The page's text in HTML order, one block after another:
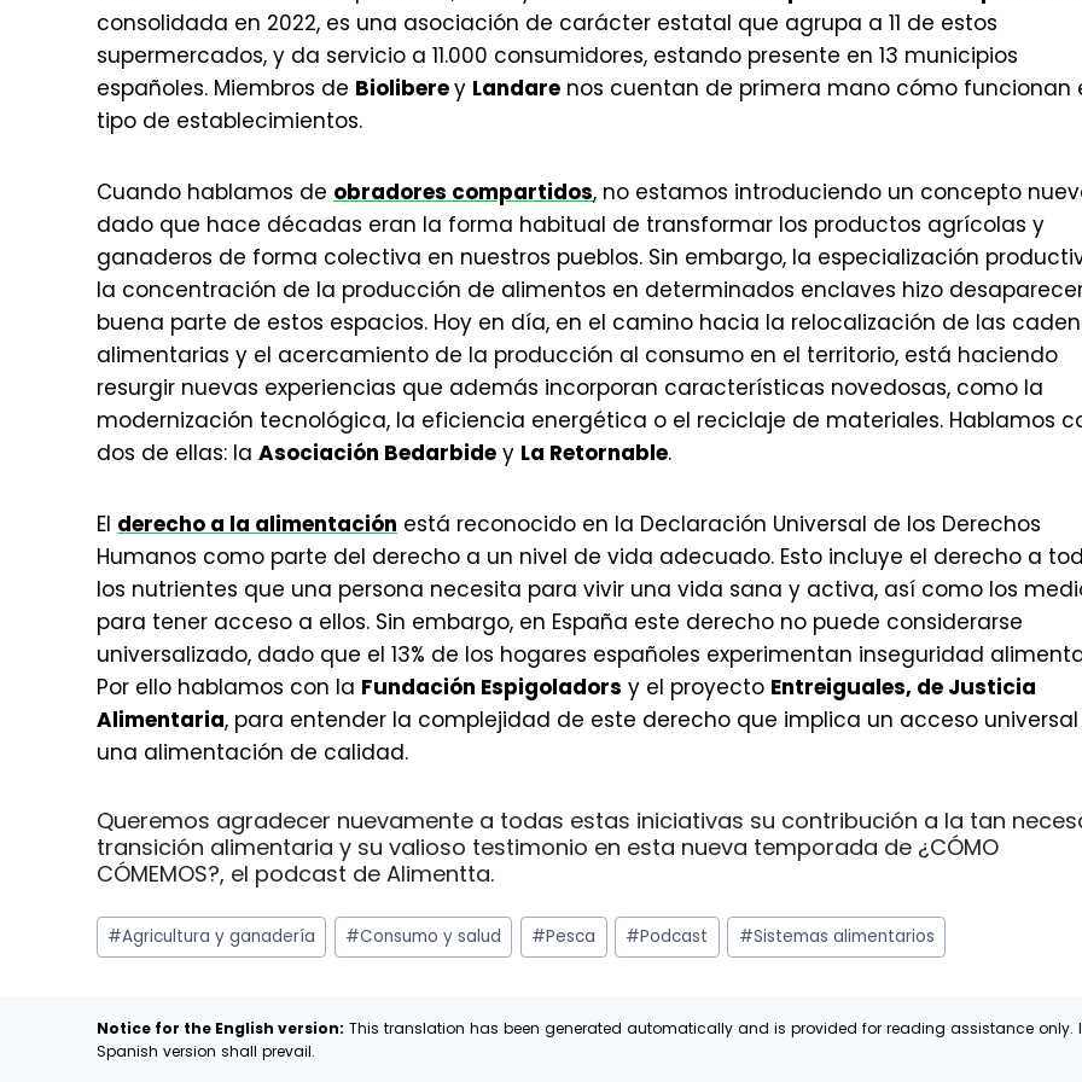
consolidada en 2022, es una asociación de carácter estatal que agrupa a 11 de estos
supermercados, y da servicio a 11.000 consumidores, estando presente en 13 municipios
españoles. Miembros de Bioliberey Landare nos cuentan de primera mano cómo funcionan
tipo de establecimientos.
Cuando hablamos de obradores compartidos, no estamos introduciendo un concepto
dado que hace décadas eran la forma habitual de transformar los productos agrícolas y
ganaderos de forma colectiva en nuestros pueblos. Sin embargo, la especialización
la concentración de la producción de alimentos en determinados enclaves hizo
buena parte de estos espacios. Hoy en día, en el camino hacia la relocalización de las
alimentarias y el acercamiento de la producción al consumo en el territorio, está haciendo
resurgir nuevas experiencias que además incorporan características novedosas, como la
modernización tecnológica, la eficiencia energética o el reciclaje de materiales. Hablamos
dos de ellas: la Asociación Bedarbide y La Retornable.
El derecho a la alimentación está reconocido en la Declaración Universal de los Derechos
Humanos como parte del derecho a un nivel de vida adecuado. Esto incluye el derecho a
los nutrientes que una persona necesita para vivir una vida sana y activa, así como los
para tener acceso a ellos. Sin embargo, en España este derecho no puede considerarse
universalizado, dado que el 13% de los hogares españoles experimentan inseguridad
Por ello hablamos con la Fundación Espigoladors y el proyecto Entreiguales, de Justicia
Alimentaria, para entender la complejidad de este derecho que implica un acceso
una alimentación de calidad.
Queremos agradecer nuevamente a todas estas iniciativas su contribución a la tan
transición alimentaria y su valioso testimonio en esta nueva temporada de ¿CÓMO
CÓMEMOS?, el podcast de Alimentta.
Etiquetas
de
entrada:
#Agricultura y ganadería #Consumo y salud #Pesca #Podcast #Sistemas alimentarios
Notice for the English version: This translation has been generated automatically and is provided for reading assistance
Spanish version shall prevail.